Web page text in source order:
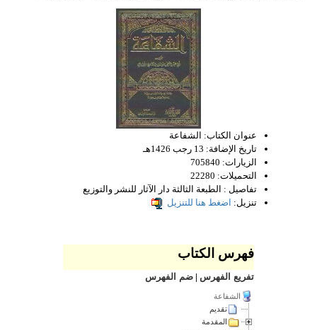
عنوان الكتاب: الشفاعة
تاريخ الإضافة: 13 رجب 1426هـ
الزيارات: 705840
التحميلات: 22280
تفاصيل : الطبعة الثالثة دار الآثار للنشر والتوزيع
تنزيل: اضغط هنا للتنزيل
فهرس الكتاب
تفريع الفهرس | ضم الفهرس
الشفاعة
تقديم
المقدمة